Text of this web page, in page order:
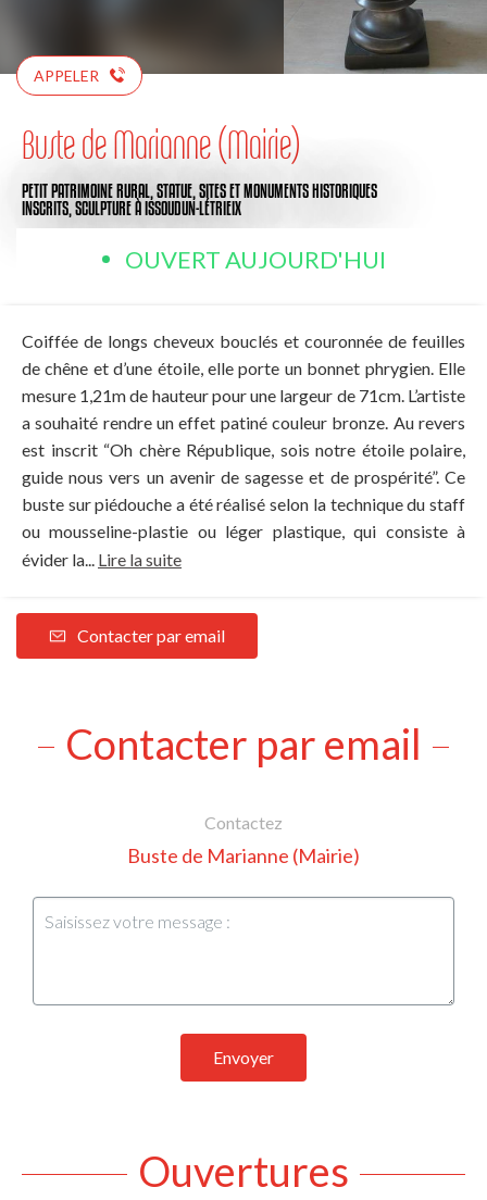
APPELER
Buste de Marianne (Mairie)
PETIT PATRIMOINE RURAL, STATUE, SITES ET MONUMENTS HISTORIQUES
INSCRITS, SCULPTUREÀ ISSOUDUN-LÉTRIEIX
OUVERT AUJOURD'HUI
Coiffée de longs cheveux bouclés et couronnée de feuilles
de chêne et d’une étoile, elle porte un bonnet phrygien. Elle
mesure 1,21m de hauteur pour une largeur de 71cm. L’artiste
a souhaité rendre un effet patiné couleur bronze. Au revers
est inscrit “Oh chère République, sois notre étoile polaire,
guide nous vers un avenir de sagesse et de prospérité”. Ce
buste sur piédouche a été réalisé selon la technique du staff
ou mousseline-plastie ou léger plastique, qui consiste à
évider la... Lire la suite
Contacter par email
Contacter par email
Contactez
Buste de Marianne (Mairie)
Envoyer
Ouvertures